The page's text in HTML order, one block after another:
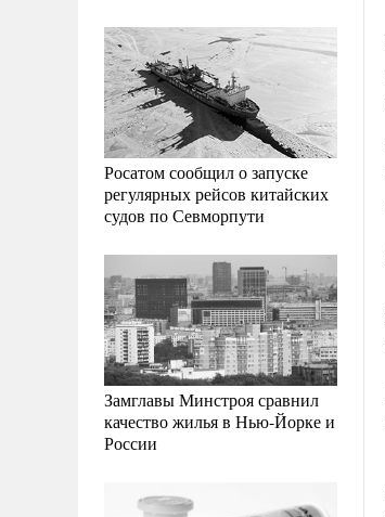
Росатом сообщил о запуске
регулярных рейсов китайских
судов по Севморпути
Замглавы Минстроя сравнил
качество жилья в Нью-Йорке и
России